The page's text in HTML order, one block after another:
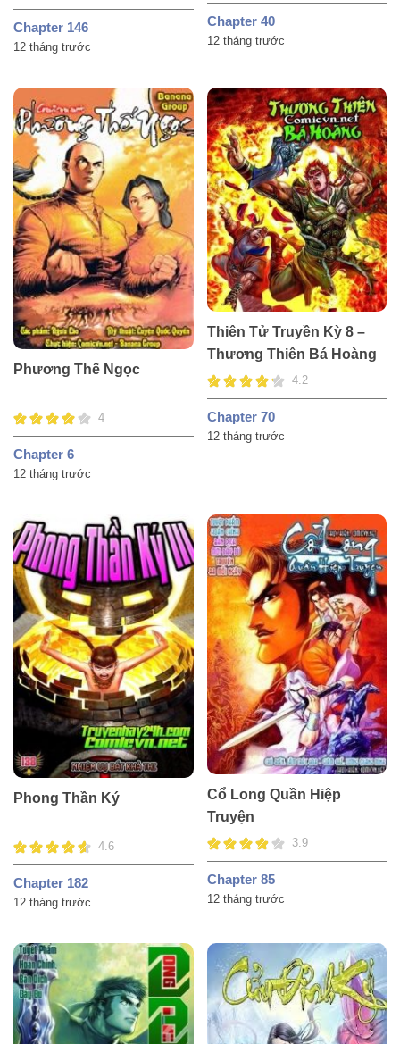
Chapter 146
12 tháng trước
Chapter 40
12 tháng trước
Phương Thế Ngọc
4
Chapter 6
12 tháng trước
Thiên Tử Truyền Kỳ 8 –
Thương Thiên Bá Hoàng
4.2
Chapter 70
12 tháng trước
Phong Thần Ký
4.6
Chapter 182
12 tháng trước
Cổ Long Quần Hiệp
Truyện
3.9
Chapter 85
12 tháng trước